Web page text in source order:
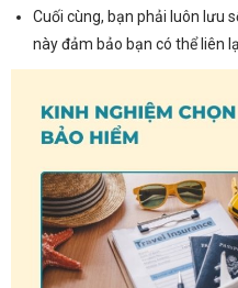
Cuối cùng, bạn phải luôn lưu
này đảm bảo bạn có thể liên